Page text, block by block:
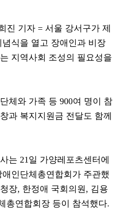
진 기자 = 서울 강서구가 제
식을 열고 장애인과 비장
지역사회 조성의 필요성을
체와 가족 등 900여 명이 참
과 복지지원금 전달도 함께
는 21일 가양레포츠센터에
인단체총연합회가 주관했
장, 한정애 국회의원, 김용
총연합회장 등이 참석했다.